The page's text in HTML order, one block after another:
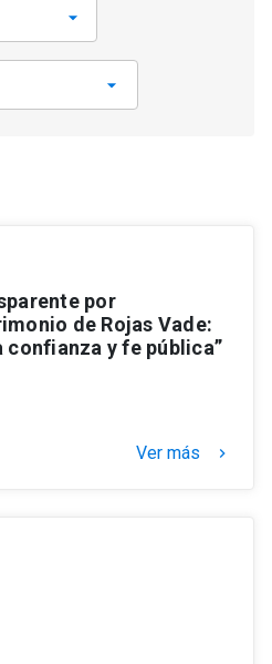
por
de Rojas Vade:
confianza y fe pública”
Ver más keyboard_arrow_right